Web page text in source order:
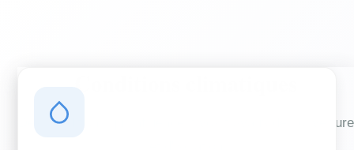
Des conditions qui influencent vos travaux de couverture